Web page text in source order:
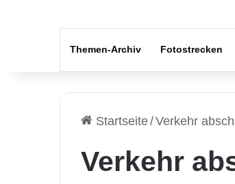
Themen-Archiv Fotostrecken
Startseite/Verkehr
Verkehr